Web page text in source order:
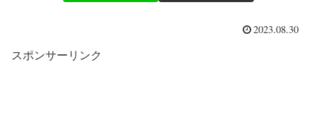
2023.08.30
スポンサーリンク